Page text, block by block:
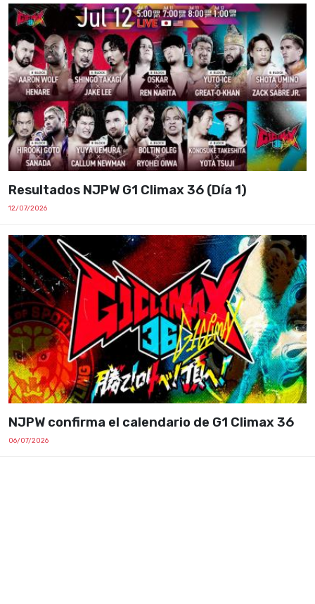
Resultados NJPW G1 Climax 36 (Día 1)
12/07/2026
NJPW confirma el calendario de G1 Climax 36
06/07/2026